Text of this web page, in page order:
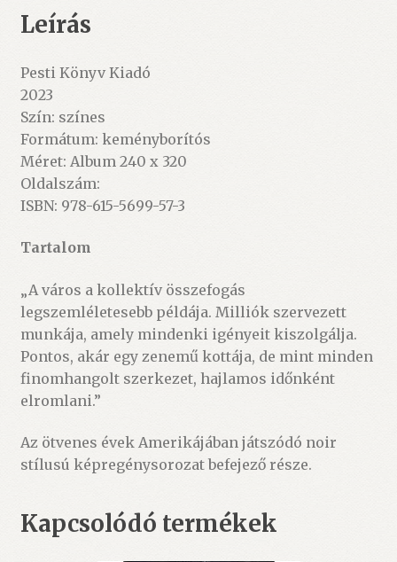
Leírás
Pesti Könyv Kiadó
2023
Szín: színes
Formátum: keményborítós
Méret: Album 240 x 320
Oldalszám:
ISBN: 978-615-5699-57-3
Tartalom
„A város a kollektív összefogás
legszemléletesebb példája. Milliók szervezett
munkája, amely mindenki igényeit kiszolgálja.
Pontos, akár egy zenemű kottája, de mint minden
finomhangolt szerkezet, hajlamos időnként
elromlani.”
Az ötvenes évek Amerikájában játszódó noir
stílusú képregénysorozat befejező része.
Kapcsolódó termékek